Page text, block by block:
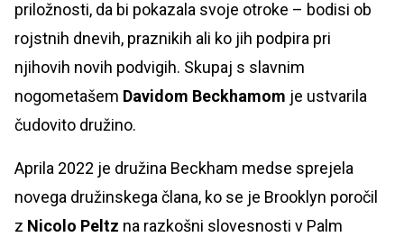
priložnosti, da bi pokazala svoje otroke – bodisi ob
rojstnih dnevih, praznikih ali ko jih podpira pri
njihovih novih podvigih. Skupaj s slavnim
nogometašem Davidom Beckhamom je ustvarila
čudovito družino.
Aprila 2022 je družina Beckham medse sprejela
novega družinskega člana, ko se je Brooklyn poročil
z Nicolo Peltz na razkošni slovesnosti v Palm